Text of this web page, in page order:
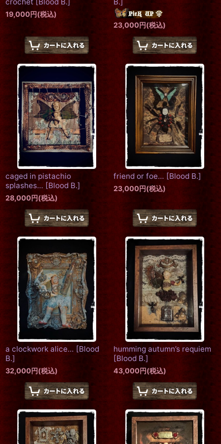
19,000円(税込)
23,000円(税込)
caged in pistachio
splashes… [Blood B.]
28,000円(税込)
friend or foe… [Blood B.]
23,000円(税込)
a clockwork alice… [Blood
B.]
32,000円(税込)
humming autumn’s requiem
[Blood B.]
43,000円(税込)